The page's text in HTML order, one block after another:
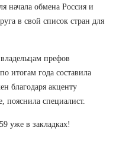
начала обмена Россия и
в свой список стран для
префов
итогам года составила
благодаря акценту
пояснила специалист.
уже в закладках!